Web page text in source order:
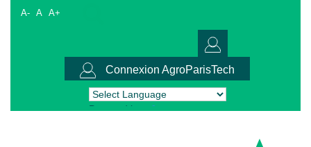
A- A A+
Connexion AgroParisTech
Powered by Translate